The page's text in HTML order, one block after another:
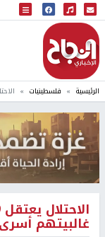
البث المباشر
إذاعة النجاح
الرئيسية فلسطينيات الاحتلال يعتقل 29
غالبيتهم